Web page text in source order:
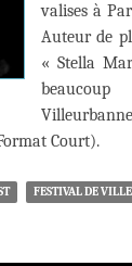
valises à
Auteur de
« Stella
Court).
FESTIVAL DE